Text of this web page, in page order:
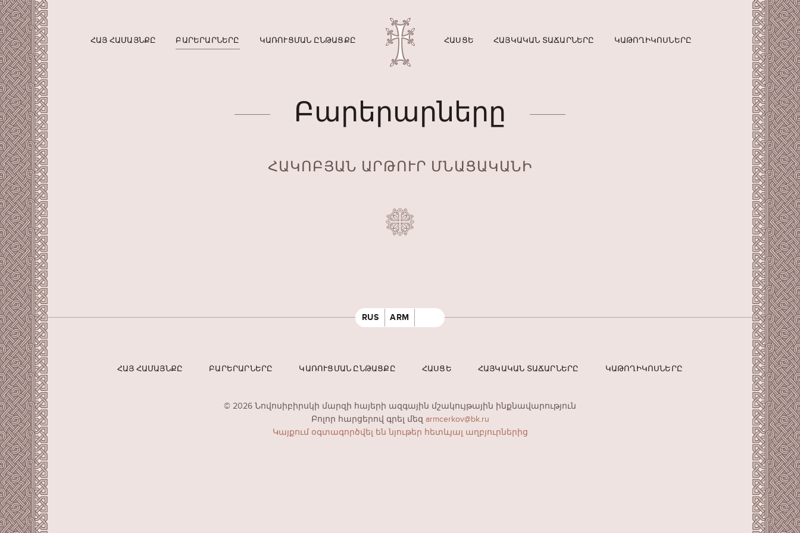
ՀԱՅ ՀԱՄԱՅՆՔԸ ԲԱՐԵՐԱՐՆԵՐԸ ԿԱՌՈՒՑՄԱՆ ԸՆԹԱՑՔԸ ՀԱՍՑԵ ՀԱՅԿԱԿԱՆ ՏԱՃԱՐՆԵՐԸ ԿԱԹՈՂԻԿՈՍՆԵՐԸ
Բարերարները
ՀԱԿՈԲՅԱՆ ԱՐԹՈՒՐ ՄՆԱՑԱԿԱՆԻ
RUS ARM
ՀԱՅ ՀԱՄԱՅՆՔԸ ԲԱՐԵՐԱՐՆԵՐԸ ԿԱՌՈՒՑՄԱՆ ԸՆԹԱՑՔԸ ՀԱՍՑԵ ՀԱՅԿԱԿԱՆ ՏԱՃԱՐՆԵՐԸ ԿԱԹՈՂԻԿՈՍՆԵՐԸ
© 2026 Նովոսիբիրսկի մարզի հայերի ազգային մշակույթային ինքնավարություն
Բոլոր հարցերով գրել մեզ armcerkov@bk.ru
Կայքում օգտագործվել են նյութեր հետևյալ աղբյուրներից